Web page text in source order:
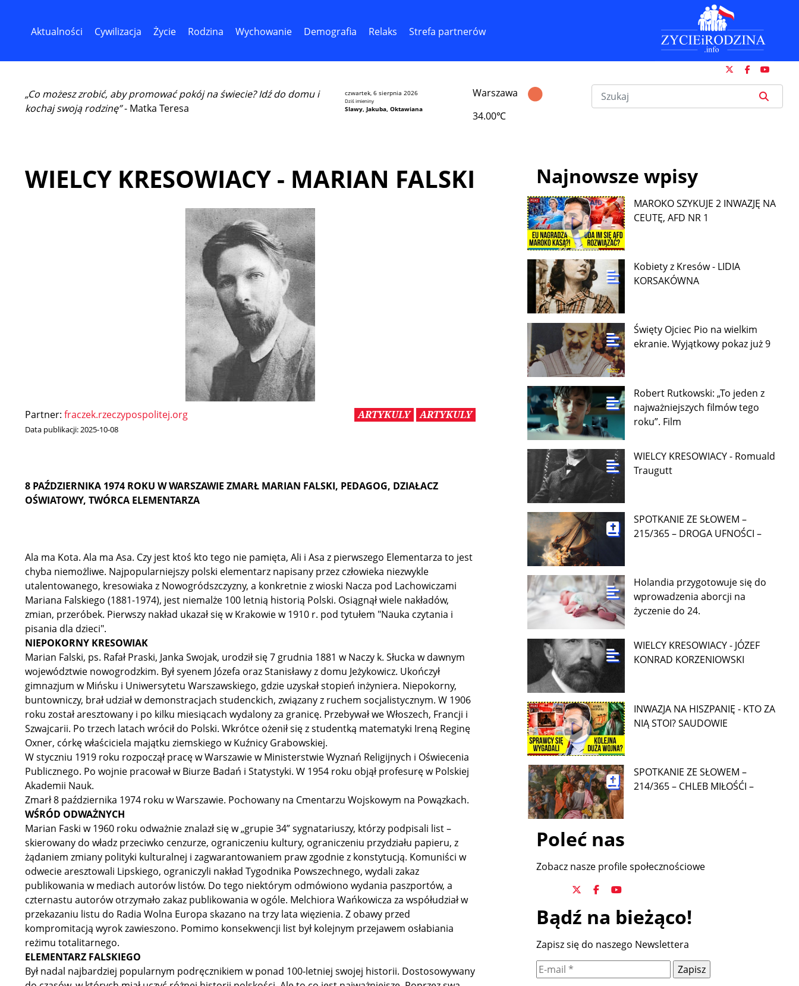
Aktualności Cywilizacja Życie Rodzina Wychowanie Demografia Relaks Strefa partnerów
„Co możesz zrobić, aby promować pokój na świecie? Idź do domu i
kochaj swoją rodzinę”- Matka Teresa
czwartek, 6 sierpnia 2026
Dziś imieniny
Slawy, Jakuba, Oktawiana
Warszawa
34.00℃
WIELCY KRESOWIACY - MARIAN FALSKI
Partner: fraczek.rzeczypospolitej.org
Data publikacji:2025-10-08
ARTYKULY ARTYKULY
8 PAŹDZIERNIKA 1974 ROKU W WARSZAWIE ZMARŁ MARIAN FALSKI, PEDAGOG, DZIAŁACZ
OŚWIATOWY, TWÓRCA ELEMENTARZA
Ala ma Kota. Ala ma Asa. Czy jest ktoś kto tego nie pamięta, Ali i Asa z pierwszego Elementarza to jest
chyba niemożliwe. Najpopularniejszy polski elementarz napisany przez człowieka niezwykle
utalentowanego, kresowiaka z Nowogródszczyzny, a konkretnie z wioski Nacza pod Lachowiczami
Mariana Falskiego (1881-1974), jest niemalże 100 letnią historią Polski. Osiągnął wiele nakładów,
zmian, przeróbek. Pierwszy nakład ukazał się w Krakowie w 1910 r. pod tytułem "Nauka czytania i
pisania dla dzieci".
NIEPOKORNY KRESOWIAK
Marian Falski, ps. Rafał Praski, Janka Swojak, urodził się 7 grudnia 1881 w Naczy k. Słucka w dawnym
województwie nowogrodzkim. Był syenem Józefa oraz Stanisławy z domu Jeżykowicz. Ukończył
gimnazjum w Mińsku i Uniwersytetu Warszawskiego, gdzie uzyskał stopień inżyniera. Niepokorny,
buntowniczy, brał udział w demonstracjach studenckich, związany z ruchem socjalistycznym. W 1906
roku został aresztowany i po kilku miesiącach wydalony za granicę. Przebywał we Włoszech, Francji i
Szwajcarii. Po trzech latach wrócił do Polski. Wkrótce ożenił się z studentką matematyki Ireną Reginę
Oxner, córkę właściciela majątku ziemskiego w Kuźnicy Grabowskiej.
W styczniu 1919 roku rozpoczął pracę w Warszawie w Ministerstwie Wyznań Religijnych i Oświecenia
Publicznego. Po wojnie pracował w Biurze Badań i Statystyki. W 1954 roku objął profesurę w Polskiej
Akademii Nauk.
Zmarł 8 października 1974 roku w Warszawie. Pochowany na Cmentarzu Wojskowym na Powązkach.
WŚRÓD ODWAŻNYCH
Marian Faski w 1960 roku odważnie znalazł się w „grupie 34” sygnatariuszy, którzy podpisali list –
skierowany do władz przeciwko cenzurze, ograniczeniu kultury, ograniczeniu przydziału papieru, z
żądaniem zmiany polityki kulturalnej i zagwarantowaniem praw zgodnie z konstytucją. Komuniści w
odwecie aresztowali Lipskiego, ograniczyli nakład Tygodnika Powszechnego, wydali zakaz
publikowania w mediach autorów listów. Do tego niektórym odmówiono wydania paszportów, a
czternastu autorów otrzymało zakaz publikowania w ogóle. Melchiora Wańkowicza za współudział w
przekazaniu listu do Radia Wolna Europa skazano na trzy lata więzienia. Z obawy przed
kompromitacją wyrok zawieszono. Pomimo konsekwencji list był kolejnym przejawem osłabiania
reżimu totalitarnego.
ELEMENTARZ FALSKIEGO
Był nadal najbardziej popularnym podręcznikiem w ponad 100-letniej swojej historii. Dostosowywany
Najnowsze wpisy
MAROKO SZYKUJE 2 INWAZJĘ NA
CEUTĘ, AFD NR 1
Kobiety z Kresów - LIDIA
KORSAKÓWNA
Święty Ojciec Pio na wielkim
ekranie. Wyjątkowy pokaz już 9
Robert Rutkowski: „To jeden z
najważniejszych filmów tego
roku”. Film
WIELCY KRESOWIACY - Romuald
Traugutt
SPOTKANIE ZE SŁOWEM –
215/365 – DROGA UFNOŚCI –
Holandia przygotowuje się do
wprowadzenia aborcji na
życzenie do 24.
WIELCY KRESOWIACY - JÓZEF
KONRAD KORZENIOWSKI
INWAZJA NA HISZPANIĘ - KTO ZA
NIĄ STOI? SAUDOWIE
SPOTKANIE ZE SŁOWEM –
214/365 – CHLEB MIŁOŚĆI –
Poleć nas
Zobacz nasze profile społecznościowe
Bądź na bieżąco!
Zapisz się do naszego Newslettera